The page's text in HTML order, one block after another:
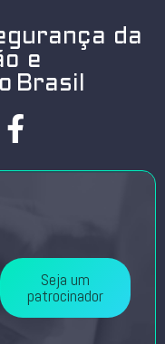
da
e
Brasil
Seja um
patrocinador